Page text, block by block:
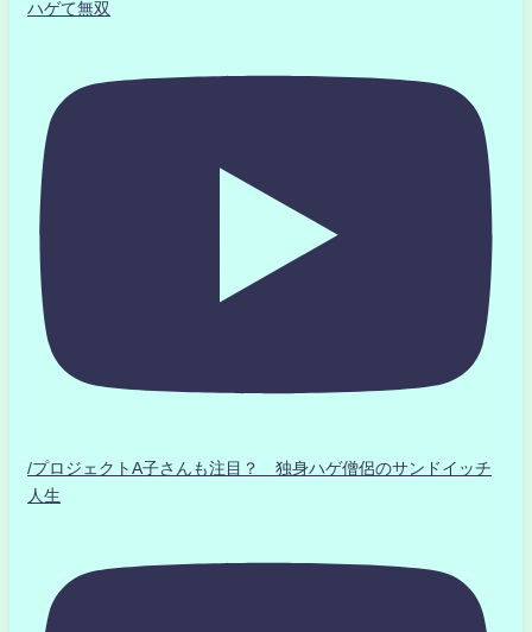
ハゲて無双
/プロジェクトA子さんも注目？ 独身ハゲ僧侶のサンドイッチ
人生